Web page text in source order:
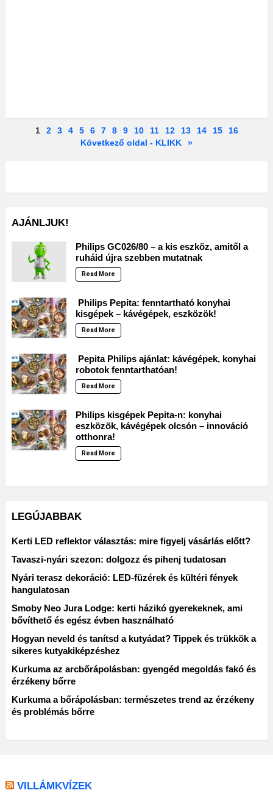
1 2 3 4 5 6 7 8 9 10 11 12 13 14 15
16
Következő oldal - KLIKK
»
AJÁNLJUK!
Philips GC026/80 – a kis eszköz, amitől a
ruháid újra szebben mutatnak
Read More
Philips Pepita: fenntartható konyhai
kisgépek – kávégépek, eszközök!
Read More
Pepita Philips ajánlat: kávégépek, konyhai
robotok fenntarthatóan!
Read More
Philips kisgépek Pepita-n: konyhai
eszközök, kávégépek olcsón – innováció
otthonra!
Read More
LEGÚJABBAK
Kerti LED reflektor választás: mire figyelj vásárlás előtt?
Tavaszi-nyári szezon: dolgozz és pihenj tudatosan
Nyári terasz dekoráció: LED-füzérek és kültéri fények
hangulatosan
Smoby Neo Jura Lodge: kerti házikó gyerekeknek, ami
bővíthető és egész évben használható
Hogyan neveld és tanítsd a kutyádat? Tippek és trükkök a
sikeres kutyakiképzéshez
Kurkuma az arcbőrápolásban: gyengéd megoldás fakó és
érzékeny bőrre
Kurkuma a bőrápolásban: természetes trend az érzékeny
és problémás bőrre
VILLÁMKVÍZEK